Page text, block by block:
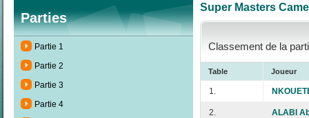
Parties
Partie 1
Partie 2
Partie 3
Partie 4
Super Masters
Classement de la
Table Joueur
1.
2. ALABI